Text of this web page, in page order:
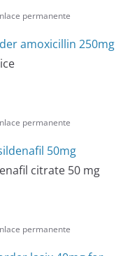
permanente
amoxicillin 250mg
permanente
50mg
citrate 50 mg
permanente